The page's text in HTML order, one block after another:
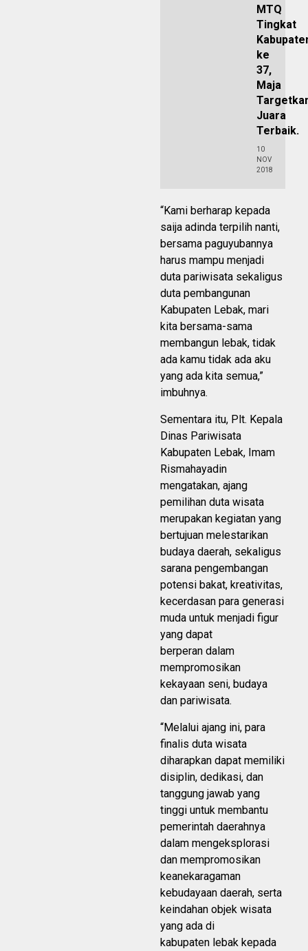
MTQ
Tingkat
ke
37,
Maja
Juara
Terbaik.
10
NOV
2018
“Kami berharap kepada
saija adinda terpilih nanti,
bersama paguyubannya
harus mampu menjadi
duta pariwisata sekaligus
duta pembangunan
Kabupaten Lebak, mari
kita bersama-sama
membangun lebak, tidak
ada kamu tidak ada aku
yang ada kita semua,”
imbuhnya.
Sementara itu, Plt. Kepala
Dinas Pariwisata
Kabupaten Lebak, Imam
Rismahayadin
mengatakan, ajang
pemilihan duta wisata
merupakan kegiatan yang
bertujuan melestarikan
budaya daerah, sekaligus
sarana pengembangan
potensi bakat, kreativitas,
kecerdasan para generasi
muda untuk menjadi figur
yang dapat
berperan dalam
mempromosikan
kekayaan seni, budaya
dan pariwisata.
“Melalui ajang ini, para
finalis duta wisata
diharapkan dapat memiliki
disiplin, dedikasi, dan
tanggung jawab yang
tinggi untuk membantu
pemerintah daerahnya
dalam mengeksplorasi
dan mempromosikan
keanekaragaman
kebudayaan daerah, serta
keindahan objek wisata
yang ada di
kabupaten lebak kepada